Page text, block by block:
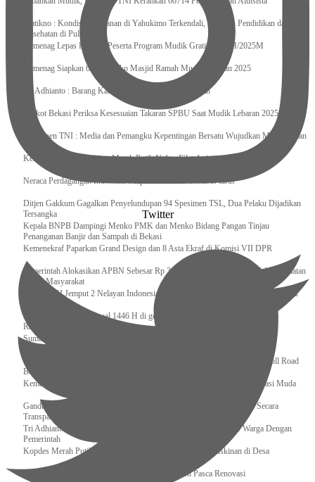
Pratikno : Kondisi Keamanan di Yahukimo Terkendali, Layanan Pendidikan dan
Kesehatan di Pulihkan
Kemenag Lepas Ratusan Peserta Program Mudik Gratis 1446 H/2025M
Kemenag Siapkan 6.180 Posko Masjid Ramah Mudik Lebaran 2025
Tri Adhianto : Barang Kadaluarsa Segera di Kembalikan
Walkot Bekasi Periksa Kesesuaian Takaran SPBU Saat Mudik Lebaran 2025
Kapuspen TNI : Media dan Pemangku Kepentingan Bersatu Wujudkan Mudik Aman
Kemenekraf Ajak Kabinet Merah Putih Nobar Film Animasi Jumbo
Neraca Perdagangan Indonesia Surplus 58 Bulan Berturut-turut
Ditjen Gakkum Gagalkan Penyelundupan 94 Spesimen TSL, Dua Pelaku Dijadikan
Tersangka
Kepala BNPB Dampingi Menko PMK dan Menko Bidang Pangan Tinjau
Penanganan Banjir dan Sampah di Bekasi
Kemenekraf Paparkan Grand Design dan 8 Asta Ekraf di Komisi VII DPR
Pemerintah Alokasikan APBN Sebesar Rp 3,4 Triliun untuk Program Cek Kesehatan
Gratis Masyarakat
Bakamla RI Jemput 2 Nelayan Indonesia di Perbatasan Terluar Indonesia Malaysia
Sidang Isbat Awal Syawal 1446 H di gelar oleh Kementerian Agama pada 29
Ramadan
Sumber Daya Adalah Tantangan Penanganan Darurat Bencana di Daerah
Dukung Kelancaran Lalu Lintas Libur Idul Fitri 1446h / 2025m, Waskita Toll Road
Berlakukan Diskon Tarif Sebesar 20%
Kemenekraf – Kemeninves Perkuat Sinergi Demi Lapangan Kerja Generasi Muda
Gandeng KPK , Gus Ipul Memastikan Penyaluran Bansos Dilakukan Secara
Transparan dan Tepat Sasaran
Tri Adhianto Katakan : Tarling Sebagai Sarana Komunikasi Antar Warga Dengan
Pemerintah
Kopdes Merah Putih Instrumen Penting Pengentasan Kemiskinan di Desa
Presiden, Prabowo Subianto Resmikan 17 Stadion Pasca Renovasi
Twitter